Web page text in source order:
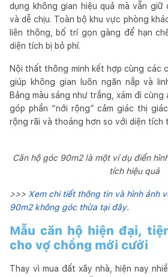
dụng không gian hiệu quả mà vẫn
và dễ chịu. Toàn bộ khu vực phòng
liên thông, bố trí gọn gàng để hạn
diện tích bị bỏ phí.
Nội thất thông minh kết hợp cùng các
giúp không gian luôn ngăn nắp và
Bảng màu sáng như trắng, xám đi
góp phần “nới rộng” cảm giác thị
rộng rãi và thoáng hơn so với diện tích
Căn hộ góc 90m2 là một ví dụ điển
tích hiệu quả
>>> Xem chi tiết thông tin và hình ảnh
90m2 không góc thừa tại đây.
Mẫu căn hộ hiện đại,
cho vợ chồng mới cưới
Thay vì mua đất xây nhà, hiện nay